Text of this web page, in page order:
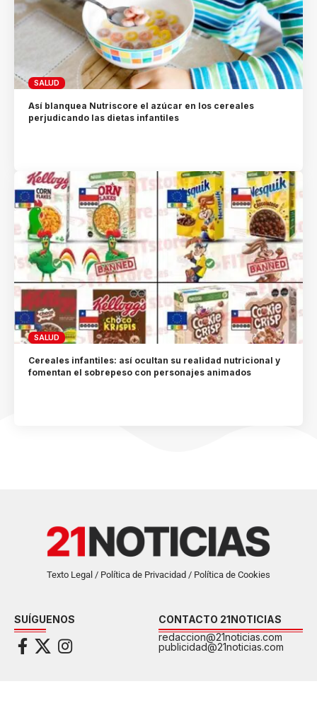
SALUD
Así blanquea Nutriscore el azúcar en los cereales
perjudicando las dietas infantiles
SALUD
Cereales infantiles: así ocultan su realidad nutricional y
fomentan el sobrepeso con personajes animados
Texto Legal / Política de Privacidad / Política de Cookies
SUÍGUENOS
CONTACTO 21NOTICIAS
redaccion@21noticias.com
publicidad@21noticias.com